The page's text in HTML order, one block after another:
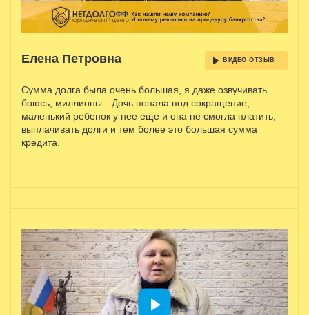
Елена Петровна ВИДЕО ОТЗЫВ
Сумма долга была очень большая, я даже озвучивать
боюсь, миллионы…Дочь попала под сокращение,
маленький ребенок у нее еще и она не смогла платить,
выплачивать долги и тем более это большая сумма
кредита.